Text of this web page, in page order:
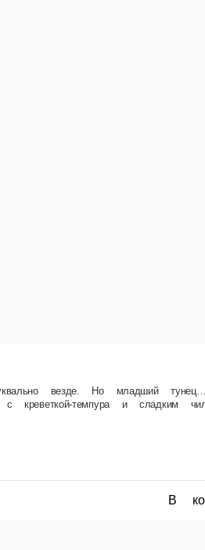
встретишь только в самых элитных роллах.
В